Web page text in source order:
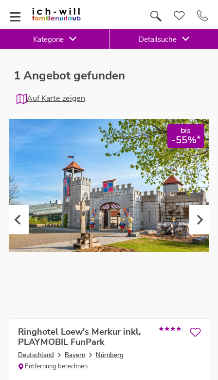
Kategorie Detailsuche
1 Angebot gefunden
Auf Karte zeigen
bis
-55%*
Ringhotel Loew's Merkur inkl.
PLAYMOBIL FunPark
Deutschland Bayern
Nürnberg
Entfernung berechnen